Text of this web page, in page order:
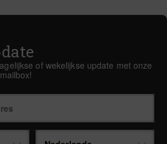
of wekelijkse update met onze